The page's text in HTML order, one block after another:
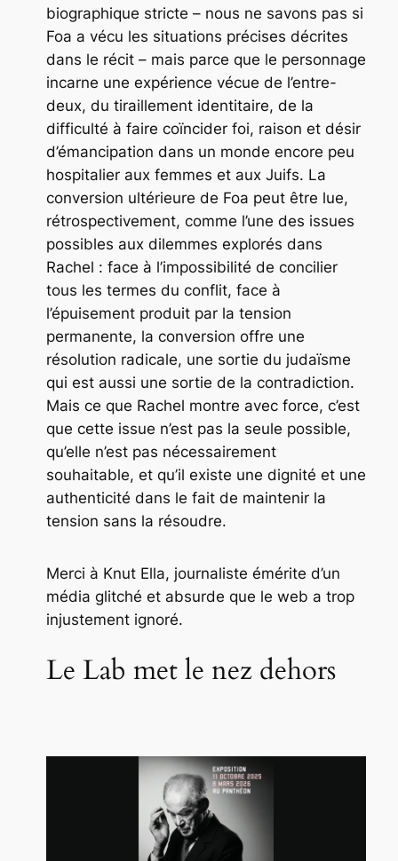
biographique stricte – nous ne savons pas si
Foa a vécu les situations précises décrites
dans le récit – mais parce que le personnage
incarne une expérience vécue de l’entre-
deux, du tiraillement identitaire, de la
difficulté à faire coïncider foi, raison et désir
d’émancipation dans un monde encore peu
hospitalier aux femmes et aux Juifs. La
conversion ultérieure de Foa peut être lue,
rétrospectivement, comme l’une des issues
possibles aux dilemmes explorés dans
Rachel : face à l’impossibilité de concilier
tous les termes du conflit, face à
l’épuisement produit par la tension
permanente, la conversion offre une
résolution radicale, une sortie du judaïsme
qui est aussi une sortie de la contradiction.
Mais ce que Rachel montre avec force, c’est
que cette issue n’est pas la seule possible,
qu’elle n’est pas nécessairement
souhaitable, et qu’il existe une dignité et une
authenticité dans le fait de maintenir la
tension sans la résoudre.
Merci à Knut Ella, journaliste émérite d’un
média glitché et absurde que le web a trop
injustement ignoré.
Le Lab met le nez dehors